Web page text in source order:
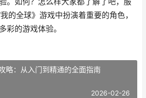
的全球》游戏中扮演着重要的角色，
彩的游戏体验。
略：从入门到精通的全面指南
2026-02-26